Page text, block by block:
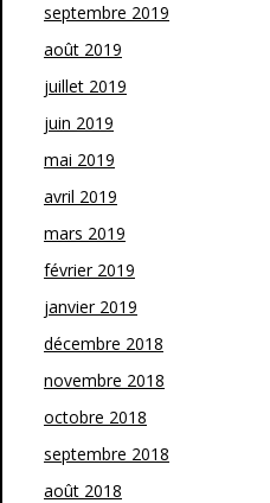
septembre 2019
août 2019
juillet 2019
juin 2019
mai 2019
avril 2019
mars 2019
février 2019
janvier 2019
décembre 2018
novembre 2018
octobre 2018
septembre 2018
août 2018